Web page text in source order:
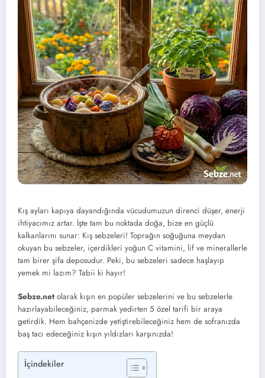
Kış ayları kapıya dayandığında vücudumuzun direnci düşer, enerji
ihtiyacımız artar. İşte tam bu noktada doğa, bize en güçlü
kalkanlarını sunar: Kış sebzeleri! Toprağın soğuğuna meydan
okuyan bu sebzeler, içerdikleri yoğun C vitamini, lif ve minerallerle
tam birer şifa deposudur. Peki, bu sebzeleri sadece haşlayıp
yemek mi lazım? Tabii ki hayır!
Sebze.netolarak kışın en popüler sebzelerini ve bu sebzelerle
hazırlayabileceğiniz, parmak yedirten 5 özel tarifi bir araya
getirdik. Hem bahçenizde yetiştirebileceğiniz hem de sofranızda
baş tacı edeceğiniz kışın yıldızları karşınızda!
İçindekiler